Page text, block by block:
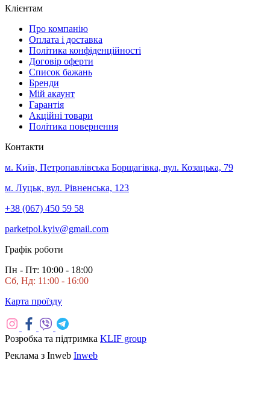
Клієнтам
Про компанію
Оплата і доставка
Політика конфіденційності
Договір оферти
Список бажань
Бренди
Мій акаунт
Гарантія
Акційні товари
Політика повернення
Контакти
м. Київ, Петропавлівська Борщагівка, вул. Козацька, 79
м. Луцьк, вул. Рівненська, 123
+38 (067) 450 59 58
parketpol.kyiv@gmail.com
Графік роботи
Пн - Пт: 10:00 - 18:00
Сб, Нд: 11:00 - 16:00
Карта проїзду
Розробка та підтримка KLIF group
Реклама з Inweb Inweb